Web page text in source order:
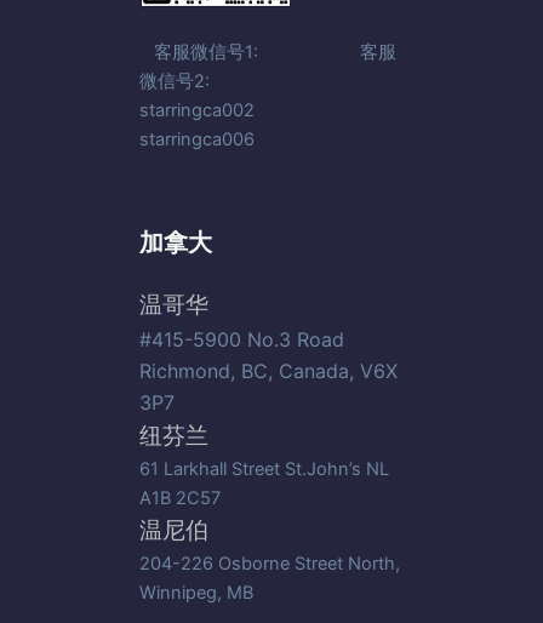
客服微信号1: 客服
微信号2:
starringca002
starringca006
加拿大
温哥华
#415-5900 No.3 Road
Richmond, BC, Canada, V6X
3P7
纽芬兰
61 Larkhall Street St.John’s NL
A1B 2C57
温尼伯
204-226 Osborne Street North,
Winnipeg, MB